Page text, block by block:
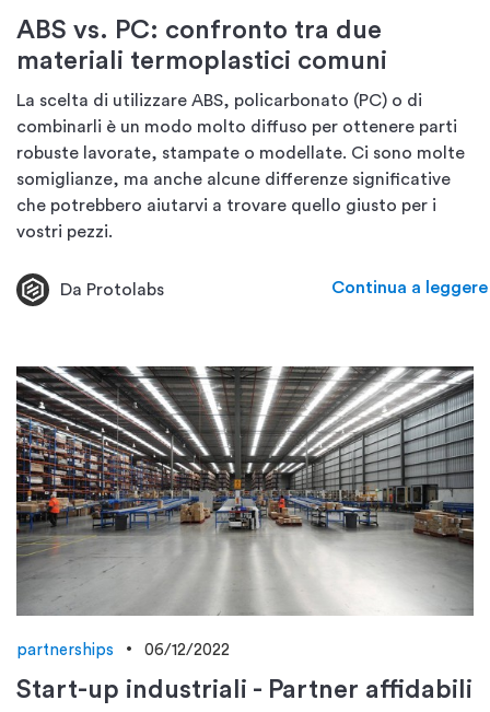
ABS vs. PC: confronto tra due
materiali termoplastici comuni
La scelta di utilizzare ABS, policarbonato (PC) o di
combinarli è un modo molto diffuso per ottenere parti
robuste lavorate, stampate o modellate. Ci sono molte
somiglianze, ma anche alcune differenze significative
che potrebbero aiutarvi a trovare quello giusto per i
vostri pezzi.
Da Protolabs Continua a leggere
partnerships 06/12/2022
Start-up industriali - Partner affidabili